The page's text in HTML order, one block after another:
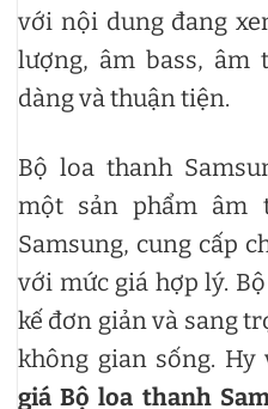
với nội dung đang
lượng, âm bass, âm
dàng và thuận tiện.
Bộ loa thanh
một sản phẩm âm
Samsung, cung cấp
với mức giá hợp lý.
kế đơn giản và sang
không gian sống.
giá Bộ loa thanh